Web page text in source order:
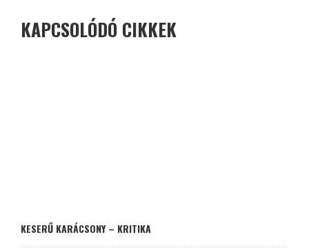
KAPCSOLÓDÓ CIKKEK
KESERŰ KARÁCSONY – KRITIKA